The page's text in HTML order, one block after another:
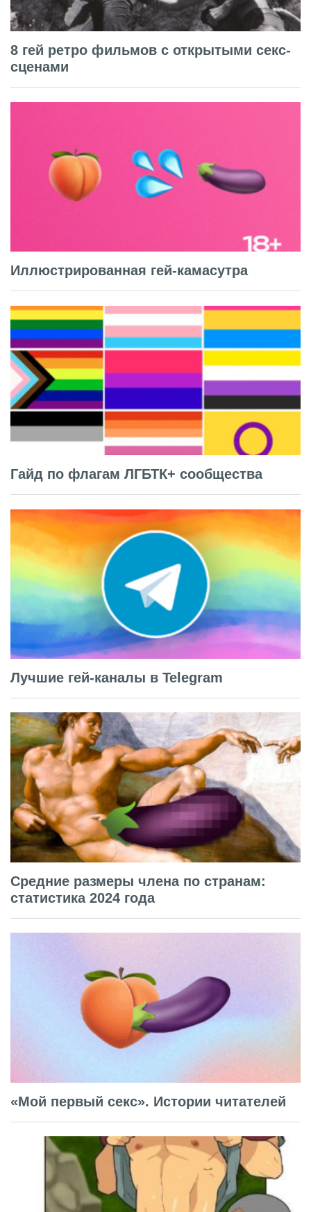
8 гей ретро фильмов с открытыми секс-
сценами
Иллюстрированная гей-камасутра
Гайд по флагам ЛГБТК+ сообщества
Лучшие гей-каналы в Telegram
Средние размеры члена по странам:
статистика 2024 года
«Мой первый секс». Истории читателей